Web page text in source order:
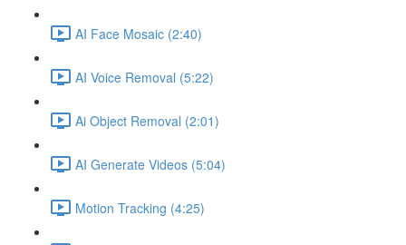
AI Face Mosaic (2:40)
AI Voice Removal (5:22)
Ai Object Removal (2:01)
AI Generate Videos (5:04)
Motion Tracking (4:25)